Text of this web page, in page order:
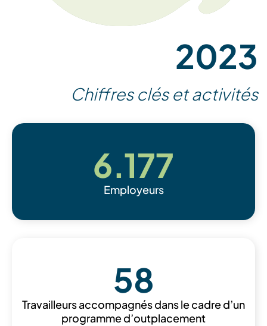
2023
Chiffres clés et activités
Employeurs
6.177
Travailleurs accompagnés dans le cadre d’un
programme d’outplacement
58